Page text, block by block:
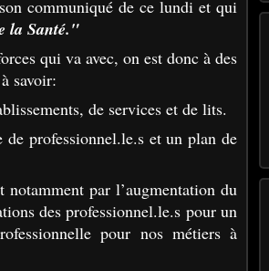
communiqué de ce lundi et qui
la Santé."
qui va avec, on est donc à des
savoir:
de services et de lits.
professionnel.le.s et un plan de
notamment par l’augmentation du
des professionnel.le.s pour un
pour nos métiers à